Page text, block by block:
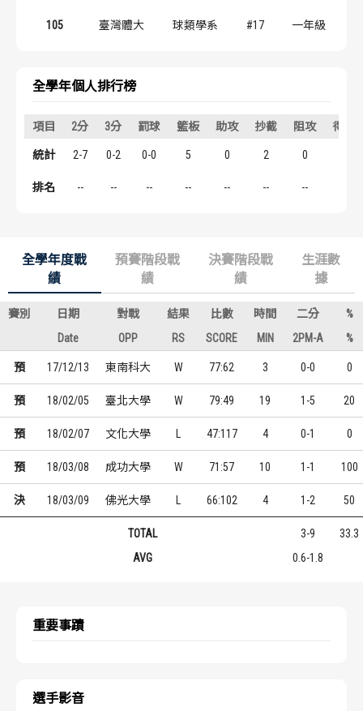
105 臺灣體大 球類學系 #17 一年級
全學年個人排行榜
項目 2分 3分 罰球 籃板 助攻 抄截 阻攻 得分
統計 2-7 0-2 0-0 5 0 2 0
排名 -- -- -- -- -- -- --
全學年度戰
績
預賽階段戰
績
決賽階段戰
績
生涯數
據
賽別 日期 對戰 結果 比數 時間 二分
%
Date
OPP RS SCORE MIN 2PM-A %
預 17/12/13 東南科大 W 77:62 3 0-0 0
預 18/02/05 臺北大學 W 79:49 19 1-5 20
預 18/02/07 文化大學 47:117 4 0-1 0
預 18/03/08 成功大學 W 71:57 10 1-1 100
決 18/03/09 佛光大學 66:102 4 1-2 50
TOTAL 3-9
33.3
AVG
0.6-1.8
重要事蹟
選手影音